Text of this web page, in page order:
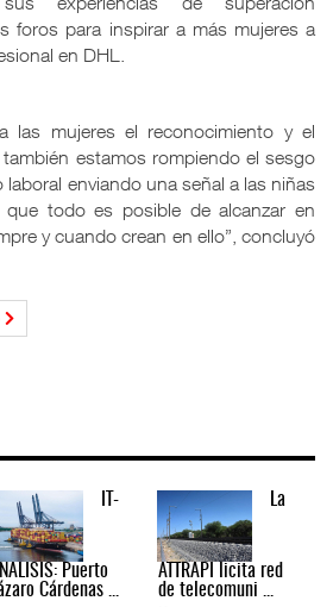
foros para inspirar a más mujeres a
en DHL.
las mujeres el reconocimiento y el
estamos rompiendo el sesgo
laboral enviando una señal a las niñas
todo es posible de alcanzar en
y cuando crean en ello”, concluyó
IT-
Puerto
Cárdenas ...
La
ATTRAPI licita red
de telecomuni ...